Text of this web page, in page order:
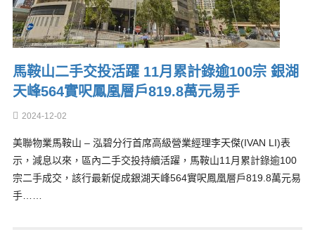
馬鞍山二手交投活躍 11月累計錄逾100宗 銀湖
天峰564實呎鳳凰層戶819.8萬元易手
2024-12-02
美聯物業馬鞍山 – 泓碧分行首席高級營業經理李天傑(IVAN LI)表
示，減息以來，區內二手交投持續活躍，馬鞍山11月累計錄逾100
宗二手成交，該行最新促成銀湖天峰564實呎鳳凰層戶819.8萬元易
手……